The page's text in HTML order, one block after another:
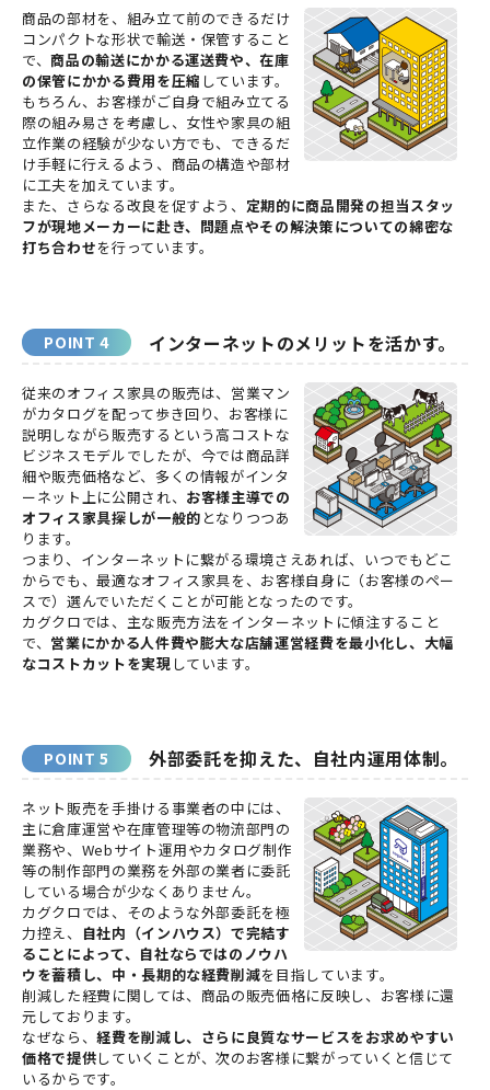
商品の部材を、組み立て前のできるだけ
コンパクトな形状で輸送・保管すること
で、商品の輸送にかかる運送費や、在庫
の保管にかかる費用を圧縮 しています。
もちろん、お客様がご自身で組み立てる
際の組み易さを考慮し、女性や家具の組
立作業の経験が少ない方でも、できるだ
け手軽に行えるよう、商品の構造や部材
に工夫を加えています。
また、さらなる改良を促すよう、 定期的に商品開発の担当スタッ
フが現地メーカーに赴き、問題点やその解決策についての綿密な
打ち合わせを行っています。
インターネットのメリットを活かす。
従来のオフィス家具の販売は、営業マン
がカタログを配って歩き回り、お客様に
説明しながら販売するという高コストな
ビジネスモデルでしたが、今では商品詳
細や販売価格など、多くの情報がインタ
ーネット上に公開され、 お客様主導での
オフィス家具探しが一般的 となりつつあ
ります。
つまり、インターネットに繋がる環境さえあれば、いつでもどこ
からでも、最適なオフィス家具を、お客様自身に（お客様のペー
スで）選んでいただくことが可能となったのです。
カグクロでは、主な販売方法をインターネットに傾注すること
で、 営業にかかる人件費や膨大な店舗運営経費を最小化し、大幅
なコストカットを実現 しています。
外部委託を抑えた、自社内運用体制。
ネット販売を手掛ける事業者の中には、
主に倉庫運営や在庫管理等の物流部門の
業務や、Webサイト運用やカタログ制作
等の制作部門の業務を外部の業者に委託
している場合が少なくありません。
カグクロでは、そのような外部委託を極
力控え、 自社内（インハウス）で完結す
ることによって、自社ならではのノウハ
ウを蓄積し、中・長期的な経費削減を目指しています。
削減した経費に関しては、商品の販売価格に反映し、お客様に還
元しております。
なぜなら、経費を削減し、さらに良質なサービスをお求めやすい
価格で提供していくことが、次のお客様に繋がっていくと信じて
いるからです。